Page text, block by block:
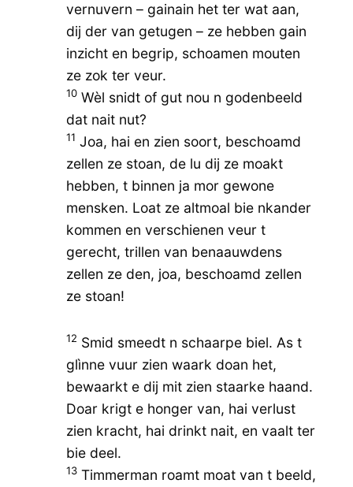
vernuvern – gainain het ter wat aan,
dij der van getugen – ze hebben gain
inzicht en begrip, schoamen mouten
ze zok ter veur.
10Wèl snidt of gut nou n godenbeeld
dat nait nut?
11 Joa, hai en zien soort, beschoamd
zellen ze stoan, de lu dij ze moakt
hebben, t binnen ja mor gewone
mensken. Loat ze altmoal bie nkander
kommen en verschienen veur t
gerecht, trillen van benaauwdens
zellen ze den, joa, beschoamd zellen
ze stoan!
12 Smid smeedt n schaarpe biel. As t
glìnne vuur zien waark doan het,
bewaarkt e dij mit zien staarke haand.
Doar krigt e honger van, hai verlust
zien kracht, hai drinkt nait, en vaalt ter
bie deel.
13Timmerman roamt moat van t beeld,